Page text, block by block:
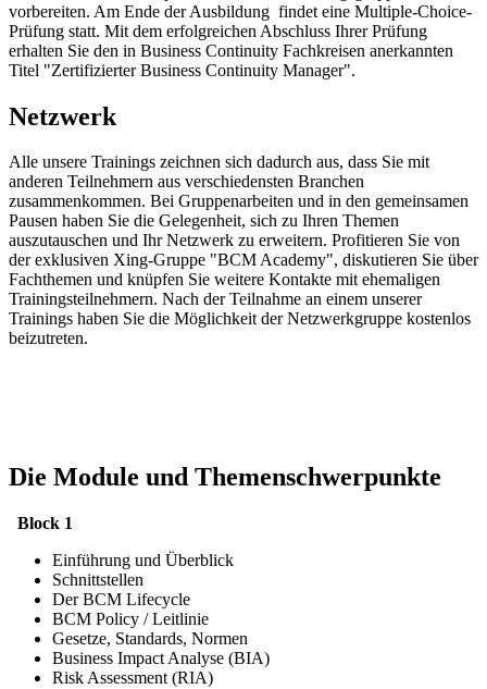
vorbereiten. Am Ende der Ausbildung findet eine Multiple-Choice-
Prüfung statt. Mit dem erfolgreichen Abschluss Ihrer Prüfung
erhalten Sie den in Business Continuity Fachkreisen anerkannten
Titel "Zertifizierter Business Continuity Manager".
Netzwerk
Alle unsere Trainings zeichnen sich dadurch aus, dass Sie mit
anderen Teilnehmern aus verschiedensten Branchen
zusammenkommen. Bei Gruppenarbeiten und in den gemeinsamen
Pausen haben Sie die Gelegenheit, sich zu Ihren Themen
auszutauschen und Ihr Netzwerk zu erweitern. Profitieren Sie von
der exklusiven Xing-Gruppe "BCM Academy", diskutieren Sie über
Fachthemen und knüpfen Sie weitere Kontakte mit ehemaligen
Trainingsteilnehmern. Nach der Teilnahme an einem unserer
Trainings haben Sie die Möglichkeit der Netzwerkgruppe kostenlos
beizutreten.
Die Module und Themenschwerpunkte
Block 1
Einführung und Überblick
Schnittstellen
Der BCM Lifecycle
BCM Policy / Leitlinie
Gesetze, Standards, Normen
Business Impact Analyse (BIA)
Risk Assessment (RIA)